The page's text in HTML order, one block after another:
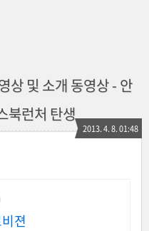
및 소개 동영상 - 안
북런처 탄생
2013. 4. 8. 01:48
젼